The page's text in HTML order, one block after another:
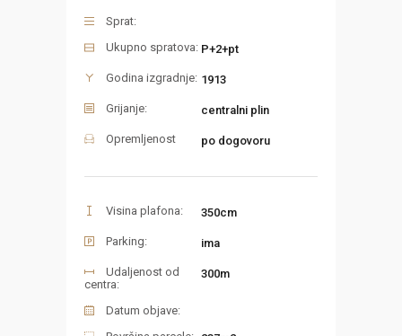
Sprat:
Ukupno spratova: P+2+pt
Godina izgradnje: 1913
Grijanje: centralni plin
Opremljenost po dogovoru
Visina plafona: 350cm
Parking: ima
Udaljenost od
centra:
300m
Datum objave: